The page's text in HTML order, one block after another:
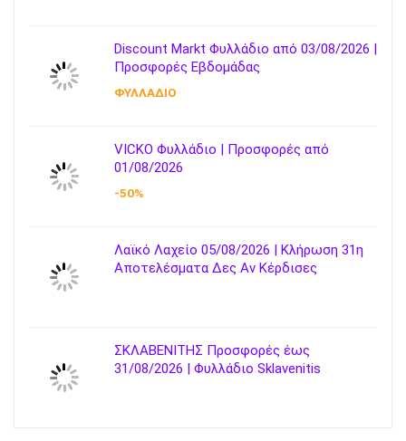
Discount Markt Φυλλάδιο από 03/08/2026 |
Προσφορές Εβδομάδας
ΦΥΛΛΑΔΙΟ
VICKO Φυλλάδιο | Προσφορές από
01/08/2026
-50%
Λαϊκό Λαχείο 05/08/2026 | Κλήρωση 31η
Αποτελέσματα Δες Αν Κέρδισες
ΣΚΛΑΒΕΝΙΤΗΣ Προσφορές έως
31/08/2026 | Φυλλάδιο Sklavenitis